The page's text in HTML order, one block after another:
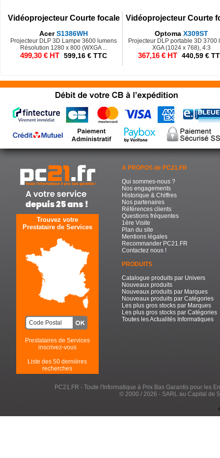
Vidéoprojecteur Courte focale
AcerS1386WH
Projecteur DLP 3D Lampe 3600 lumens
Résolution 1280 x 800 (WXGA ...
499,30 € HT 599,16 € TTC
Vidéoprojecteur Courte
Optoma X309ST
Projecteur DLP portable 3D 3700
XGA (1024 x 768), 4:3
367,16 € HT 440,59 €
Trouvez votre
Prestataire de Services
Prestataires de Services
inscrivez-vous
Liste des 50 dernières
recherches
A PROPOS de PC21.FR
Qui sommes-nous ?
Nos engagements
Historique & Chiffres
Nos partenaires
Références clients
Questions fréquentes
1ère Visite
Plan du site
Mentions légales
Recommander PC21.FR
Contactez nous !
PRODUITS
Catalogue produits par Univers
Nouveaux produits
Nouveaux produits par Marques
Nouveaux produits par Catégories
Les plus gros stocks par Marques
Les plus gros stocks par Catégories
Toutes les Actualités Informatiques
PC21.FR - Toute l'Informatique à Prix Bas Garantis pour les
© 2000 / 2026 - SARL au Capital de